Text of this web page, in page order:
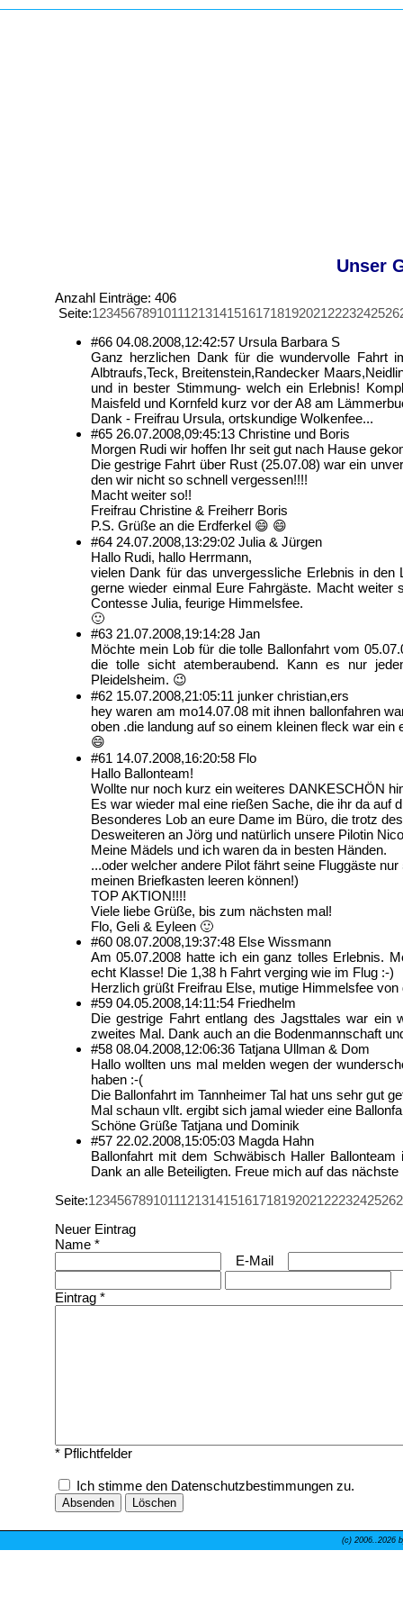
Unser
Anzahl Einträge: 406
Seite:1234567891011121314151617181920212223242526
#66 04.08.2008,12:42:57 Ursula Barbara S
Ganz herzlichen Dank für die wundervolle Fahrt
Albtraufs,Teck, Breitenstein,Randecker
und in bester Stimmung- welch ein Erlebnis!
Maisfeld und Kornfeld kurz vor der A8 am
Dank - Freifrau Ursula, ortskundige Wolkenfee...
#65 26.07.2008,09:45:13 Christine und Boris
Morgen Rudi wir hoffen Ihr seit gut nach Hause
Die gestrige Fahrt über Rust (25.07.08) war ein
den wir nicht so schnell vergessen!!!!
Macht weiter so!!
Freifrau Christine & Freiherr Boris
P.S. Grüße an die Erdferkel 😄 😄
#64 24.07.2008,13:29:02 Julia & Jürgen
Hallo Rudi, hallo Herrmann,
vielen Dank für das unvergessliche Erlebnis in
gerne wieder einmal Eure Fahrgäste. Macht
Contesse Julia, feurige Himmelsfee.
🙂
#63 21.07.2008,19:14:28 Jan
Möchte mein Lob für die tolle Ballonfahrt vom
die tolle sicht atemberaubend. Kann es nur
Pleidelsheim. 😉
#62 15.07.2008,21:05:11 junker christian,ers
hey waren am mo14.07.08 mit ihnen ballonfahren
oben .die landung auf so einem kleinen fleck war ein
😄
#61 14.07.2008,16:20:58 Flo
Hallo Ballonteam!
Wollte nur noch kurz ein weiteres DANKESCHÖN
Es war wieder mal eine rießen Sache, die ihr da auf
Besonderes Lob an eure Dame im Büro, die trotz
Desweiteren an Jörg und natürlich unsere Pilotin
Meine Mädels und ich waren da in besten Händen.
...oder welcher andere Pilot fährt seine Fluggäste
meinen Briefkasten leeren können!)
TOP AKTION!!!!
Viele liebe Grüße, bis zum nächsten mal!
Flo, Geli & Eyleen 🙂
#60 08.07.2008,19:37:48 Else Wissmann
Am 05.07.2008 hatte ich ein ganz tolles Erlebnis.
echt Klasse! Die 1,38 h Fahrt verging wie im Flug :-)
Herzlich grüßt Freifrau Else, mutige Himmelsfee
#59 04.05.2008,14:11:54 Friedhelm
Die gestrige Fahrt entlang des Jagsttales war ein
zweites Mal. Dank auch an die Bodenmannschaft
#58 08.04.2008,12:06:36 Tatjana Ullman & Dom
Hallo wollten uns mal melden wegen der
haben :-(
Die Ballonfahrt im Tannheimer Tal hat uns sehr gut
Mal schaun vllt. ergibt sich jamal wieder eine
Schöne Grüße Tatjana und Dominik
#57 22.02.2008,15:05:03 Magda Hahn
Ballonfahrt mit dem Schwäbisch Haller
Dank an alle Beteiligten. Freue mich auf das nächste
Seite:1234567891011121314151617181920212223242526
Neuer Eintrag
Name *
E-Mail
Eintrag *
* Pflichtfelder
Ich stimme den Datenschutzbestimmungen zu.
(c) 2006..2026